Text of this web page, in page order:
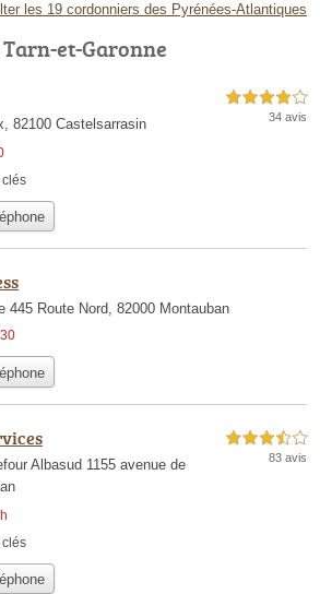
les 19 cordonniers des Pyrénées-Atlantiques
et-Garonne
82100 Castelsarrasin
4,0 étoiles sur 5
34 avis
445 Route Nord, 82000 Montauban
Albasud 1155 avenue de
3,5 étoiles sur 5
83 avis